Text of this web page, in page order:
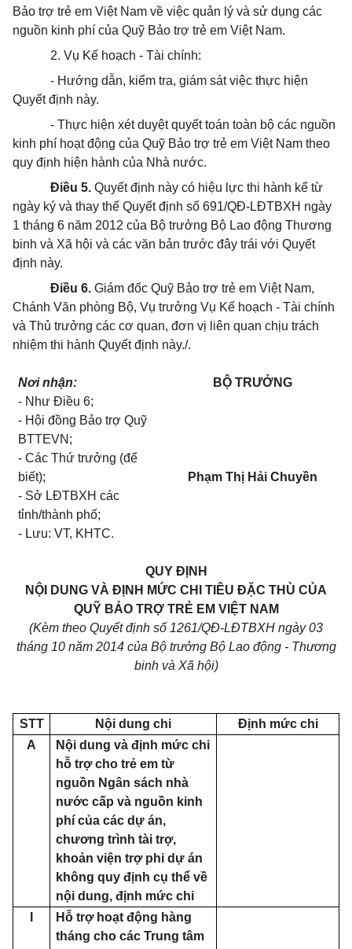
Bảo trợ trẻ em Việt Nam về việc quản lý và sử dụng các
nguồn kinh phí của Quỹ Bảo trợ trẻ em Việt Nam.
2. Vụ Kế hoạch - Tài chính:
- Hướng dẫn, kiểm tra, giám sát việc thực hiện
Quyết định này.
- Thực hiện xét duyệt quyết toán toàn bộ các nguồn
kinh phí hoạt động của Quỹ Bảo trợ trẻ em Việt Nam theo
quy định hiện hành của Nhà nước.
Điều 5. Quyết định này có hiệu lực thi hành kể từ
ngày ký và thay thế Quyết định số 691/QĐ-LĐTBXH ngày
1 tháng 6 năm 2012 của Bộ trưởng Bộ Lao động Thương
binh và Xã hội và các văn bản trước đây trái với Quyết
định này.
Điều 6. Giám đốc Quỹ Bảo trợ trẻ em Việt Nam,
Chánh Văn phòng Bộ, Vụ trưởng Vụ Kế hoạch - Tài chính
và Thủ trưởng các cơ quan, đơn vị liên quan chịu trách
nhiệm thi hành Quyết định này./.
Nơi nhận:
- Như Điều 6;
- Hội đồng Bảo trợ Quỹ
BTTEVN;
- Các Thứ trưởng (để
biết);
- Sở LĐTBXH các
tỉnh/thành phố;
- Lưu: VT, KHTC.
BỘ TRƯỞNG
Phạm Thị Hải Chuyền
QUY ĐỊNH
NỘI DUNG VÀ ĐỊNH MỨC CHI TIÊU ĐẶC THÙ CỦA
QUỸ BẢO TRỢ TRẺ EM VIỆT NAM
(Kèm theo Quyết định số 1261/QĐ-LĐTBXH ngày 03
tháng 10 năm 2014 của Bộ trưởng Bộ Lao động - Thương
binh và Xã hội)
STT Nội dung chi
Định mức chi
A
Nội dung và định mức chi
hỗ trợ cho trẻ em từ
nguồn Ngân sách nhà
nước cấp và nguồn kinh
phí của các dự án,
chương trình tài trợ,
khoản viện trợ phi dự án
không quy định cụ thể về
nội dung, định mức chi
Hỗ trợhoạt động hàng
tháng cho các Trung tâm